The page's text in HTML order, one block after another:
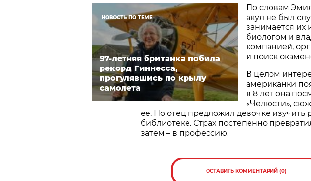
НОВОСТЬ ПО ТЕМЕ
97-летняя британка побила
рекорд Гиннесса,
прогулявшись по крылу
самолета
По словам
акул не был
занимается их
биологом и
компанией,
и поиск
В целом
американки
в 8 лет она
«Челюсти»,
ее. Но отец предложил девочке изучить
библиотеке. Страх постепенно
затем – в профессию.
ОСТАВИТЬ КОММЕНТАРИЙ (0)